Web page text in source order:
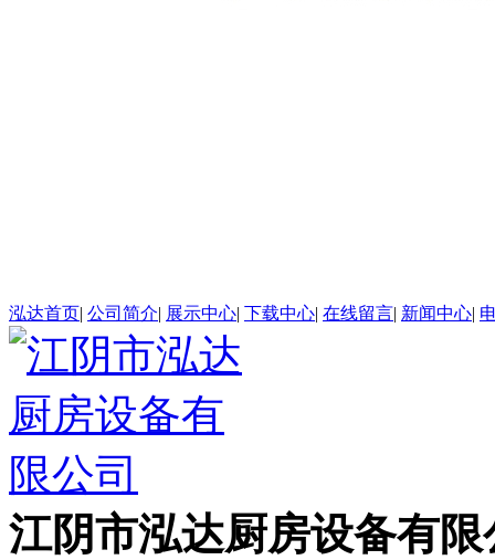
泓达首页| 公司简介| 展示中心| 下载中心| 在线留言| 新闻中心|
江阴市泓达厨房设备有